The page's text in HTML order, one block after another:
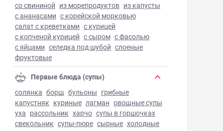
со свининой из морепродуктов из капусты
с ананасами с корейской морковью
салат с креветками с курицей
с копченой курицей с сыром с фасолью
с яйцами селедка под шубой слоеные
фруктовые
Первые блюда (супы)
солянка борщ бульоны грибные
капустняк куриные лагман овощные супы
уха рассольник харчо супы в горшочках
свекольник супы-пюре сырные холодные